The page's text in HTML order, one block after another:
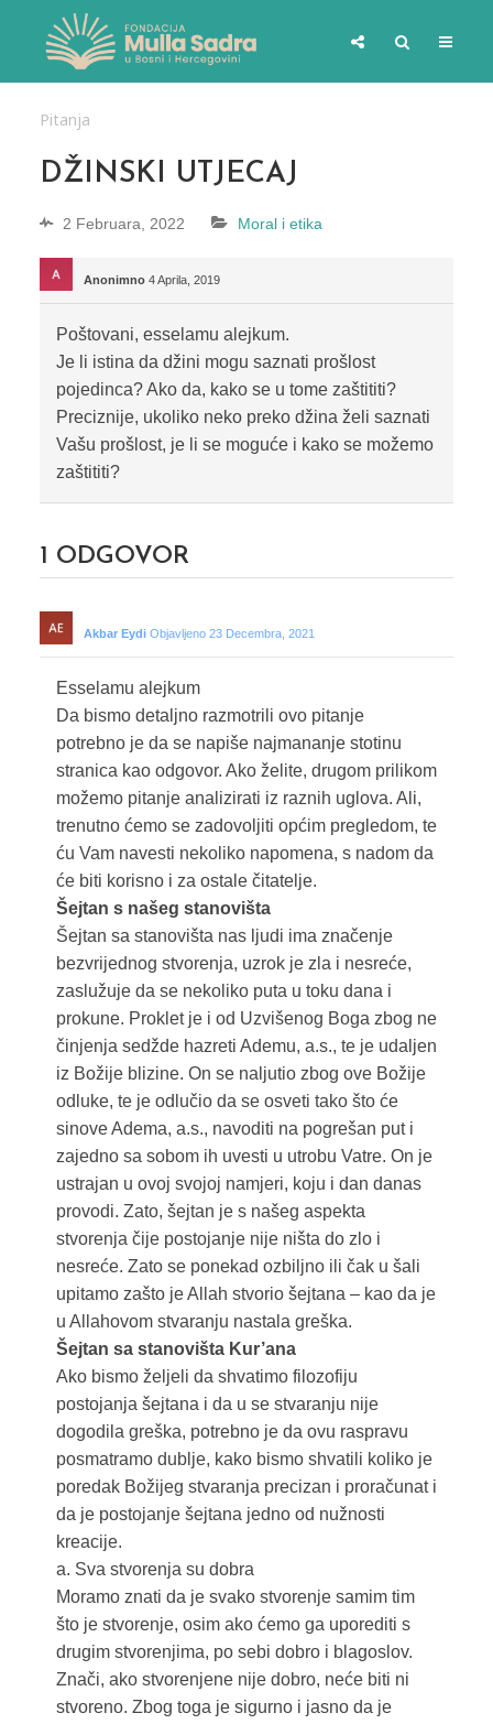
Pitanja
DŽINSKI UTJECAJ
2 Februara, 2022 Moral i etika
Anonimno 4 Aprila, 2019
Poštovani, esselamu alejkum.
Je li istina da džini mogu saznati prošlost
pojedinca? Ako da, kako se u tome zaštititi?
Preciznije, ukoliko neko preko džina želi saznati
Vašu prošlost, je li se moguće i kako se možemo
zaštititi?
1 ODGOVOR
Akbar Eydi Objavljeno 23 Decembra, 2021
Esselamu alejkum
Da bismo detaljno razmotrili ovo pitanje
potrebno je da se napiše najmananje stotinu
stranica kao odgovor. Ako želite, drugom prilikom
možemo pitanje analizirati iz raznih uglova. Ali,
trenutno ćemo se zadovoljiti općim pregledom, te
ću Vam navesti nekoliko napomena, s nadom da
će biti korisno i za ostale čitatelje.
Šejtan s našeg stanovišta
Šejtan sa stanovišta nas ljudi ima značenje
bezvrijednog stvorenja, uzrok je zla i nesreće,
zaslužuje da se nekoliko puta u toku dana i
prokune. Proklet je i od Uzvišenog Boga zbog ne
činjenja sedžde hazreti Ademu, a.s., te je udaljen
iz Božije blizine. On se naljutio zbog ove Božije
odluke, te je odlučio da se osveti tako što će
sinove Adema, a.s., navoditi na pogrešan put i
zajedno sa sobom ih uvesti u utrobu Vatre. On je
ustrajan u ovoj svojoj namjeri, koju i dan danas
provodi. Zato, šejtan je s našeg aspekta
stvorenja čije postojanje nije ništa do zlo i
nesreće. Zato se ponekad ozbiljno ili čak u šali
upitamo zašto je Allah stvorio šejtana – kao da je
u Allahovom stvaranju nastala greška.
Šejtan sa stanovišta Kur’ana
Ako bismo željeli da shvatimo filozofiju
postojanja šejtana i da u se stvaranju nije
dogodila greška, potrebno je da ovu raspravu
posmatramo dublje, kako bismo shvatili koliko je
poredak Božijeg stvaranja precizan i proračunat i
da je postojanje šejtana jedno od nužnosti
kreacije.
a. Sva stvorenja su dobra
Moramo znati da je svako stvorenje samim tim
što je stvorenje, osim ako ćemo ga uporediti s
drugim stvorenjima, po sebi dobro i blagoslov.
Znači, ako stvorenjene nije dobro, neće biti ni
stvoreno. Zbog toga je sigurno i jasno da je